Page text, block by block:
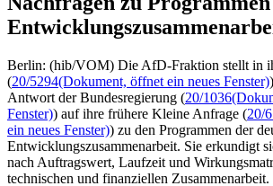
Berlin: (hib/VOM) Die AfD-Fraktion stellt in
(20/5294(Dokument, öffnet ein neues Fenster)
Antwort der Bundesregierung (20/1036
Fenster)) auf ihre frühere Kleine Anfrage (20/
ein neues Fenster)) zu den Programmen der
Entwicklungszusammenarbeit. Sie erkundigt
nach Auftragswert, Laufzeit und
technischen und finanziellen